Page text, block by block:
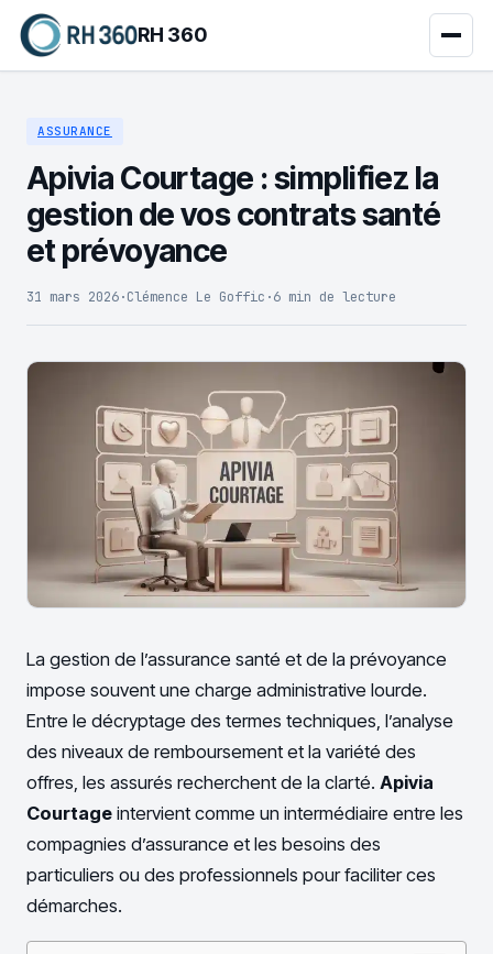
RH 360
ASSURANCE
Apivia Courtage : simplifiez la
gestion de vos contrats santé
et prévoyance
31 mars 2026·Clémence Le Goffic ·6 min de lecture
La gestion de l’assurance santé et de la prévoyance
impose souvent une charge administrative lourde.
Entre le décryptage des termes techniques, l’analyse
des niveaux de remboursement et la variété des
offres, les assurés recherchent de la clarté. Apivia
Courtage intervient comme un intermédiaire entre les
compagnies d’assurance et les besoins des
particuliers ou des professionnels pour faciliter ces
démarches.